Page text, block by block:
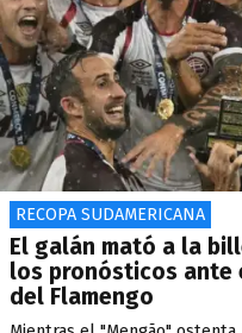
RECOPA SUDAMERICANA
El galán mató a la
los pronósticos ante
del Flamengo